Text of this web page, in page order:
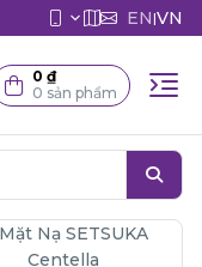
EN|VN
0 ₫
0 sản phẩm